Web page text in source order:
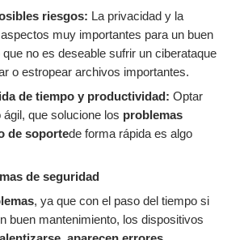
riesgos: La privacidad y la
muy importantes para un buen
que no es deseable sufrir un ciberataque
o estropear archivos importantes.
de tiempo y productividad: Optar
que solucione los problemas
de soportede forma rápida es algo
de seguridad
, ya que con el paso del tiempo si
buen mantenimiento, los dispositivos